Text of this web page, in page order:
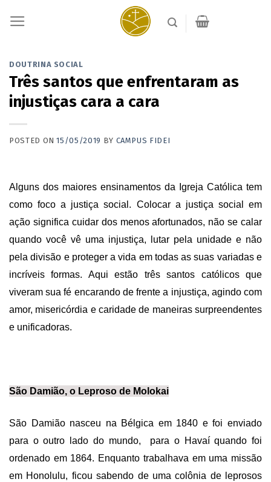
DOUTRINA SOCIAL
Três santos que enfrentaram as
injustiças cara a cara
POSTED ON15/05/2019 BY CAMPUS FIDEI
Alguns dos maiores ensinamentos da Igreja Católica tem
como foco a justiça social. Colocar a justiça social em
ação significa cuidar dos menos afortunados, não se calar
quando você vê uma injustiça, lutar pela unidade e não
pela divisão e proteger a vida em todas as suas variadas e
incríveis formas. Aqui estão três santos católicos que
viveram sua fé encarando de frente a injustiça, agindo com
amor, misericórdia e caridade de maneiras surpreendentes
e unificadoras.
São Damião, o Leproso de Molokai
São Damião nasceu na Bélgica em 1840 e foi enviado
para o outro lado do mundo, para o Havaí quando foi
ordenado em 1864. Enquanto trabalhava em uma missão
em Honolulu, ficou sabendo de uma colônia de leprosos